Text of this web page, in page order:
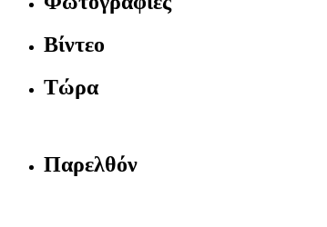
Βίντεο
Τώρα
Παρελθόν